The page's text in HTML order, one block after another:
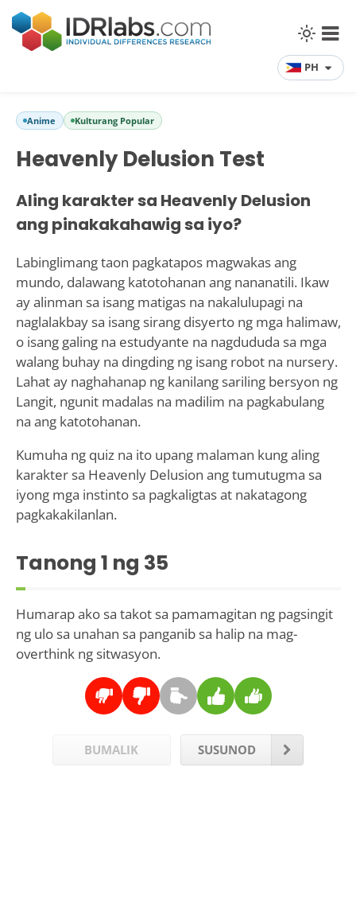
PH
Anime Kulturang Popular
Heavenly Delusion Test
Aling karakter sa Heavenly Delusion
ang pinakakahawig sa iyo?
Labinglimang taon pagkatapos magwakas ang
mundo, dalawang katotohanan ang nananatili. Ikaw
ay alinman sa isang matigas na nakalulupagi na
naglalakbay sa isang sirang disyerto ng mga halimaw,
o isang galing na estudyante na nagdududa sa mga
walang buhay na dingding ng isang robot na nursery.
Lahat ay naghahanap ng kanilang sariling bersyon ng
Langit, ngunit madalas na madilim na pagkabulang
na ang katotohanan.
Kumuha ng quiz na ito upang malaman kung aling
karakter sa Heavenly Delusion ang tumutugma sa
iyong mga instinto sa pagkaligtas at nakatagong
pagkakakilanlan.
Tanong 1 ng 35
Humarap ako sa takot sa pamamagitan ng pagsingit
ng ulo sa unahan sa panganib sa halip na mag-
overthink ng sitwasyon.
BUMALIK SUSUNOD